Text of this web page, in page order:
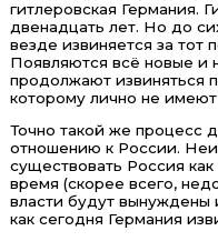
гитлеровская Германия.
двенадцать лет. Но до
везде извиняется за тот
Появляются всё новые и
продолжают извиняться
которому лично не
Точно такой же процесс
отношению к России.
существовать Россия
время (скорее всего,
власти будут вынуждены
как сегодня Германия